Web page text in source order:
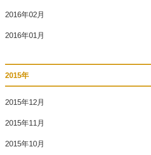
2016年02月
2016年01月
2015年
2015年12月
2015年11月
2015年10月